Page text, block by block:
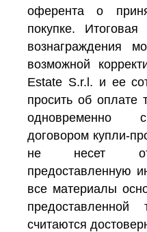
оферента о
покупке.
вознаграждения
возможной
Estate S.r.l. и ее
просить об оплате
одновременно
договором купли-
не несет
предоставленную
все материалы
считаются